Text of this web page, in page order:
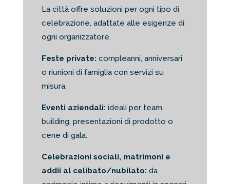
La città offre soluzioni per ogni tipo di
celebrazione, adattate alle esigenze di
ogni organizzatore.
Feste private: compleanni, anniversari
o riunioni di famiglia con servizi su
misura.
Eventi aziendali: ideali per team
building, presentazioni di prodotto o
cene di gala.
Celebrazioni sociali, matrimoni e
addii al celibato/nubilato: da